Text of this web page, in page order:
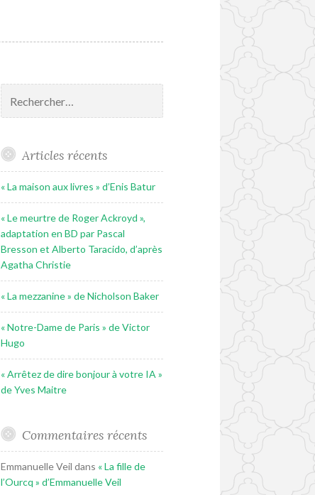
Articles récents
« La maison aux livres » d’Enis Batur
« Le meurtre de Roger Ackroyd »,
adaptation en BD par Pascal
Bresson et Alberto Taracido, d’après
Agatha Christie
« La mezzanine » de Nicholson Baker
« Notre-Dame de Paris » de Victor
Hugo
« Arrêtez de dire bonjour à votre IA »
de Yves Maitre
Commentaires récents
Emmanuelle Veil dans « La fille de
l’Ourcq » d’Emmanuelle Veil